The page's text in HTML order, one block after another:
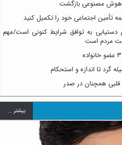
هوش مصنوعی بازگشت
تأمین اجتماعی خود را تکمیل کنید
به توافق شرایط کنونی است/مهم
مردم است
گرد تا اندازه و استحکام
قلبی همچنان در صدر
بيشتر ...